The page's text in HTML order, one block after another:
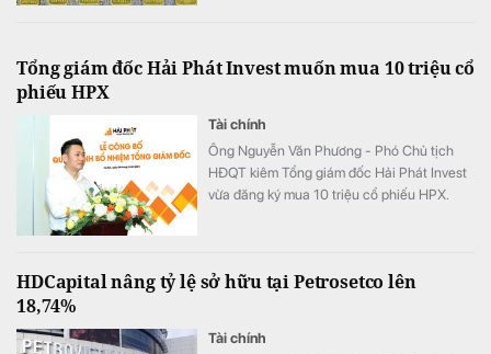
Tổng giám đốc Hải Phát Invest muốn mua 10 triệu cổ
phiếu HPX
Tài chính
Ông Nguyễn Văn Phương - Phó Chủ tịch
HĐQT kiêm Tổng giám đốc Hải Phát Invest
vừa đăng ký mua 10 triệu cổ phiếu HPX.
HDCapital nâng tỷ lệ sở hữu tại Petrosetco lên
18,74%
Tài chính